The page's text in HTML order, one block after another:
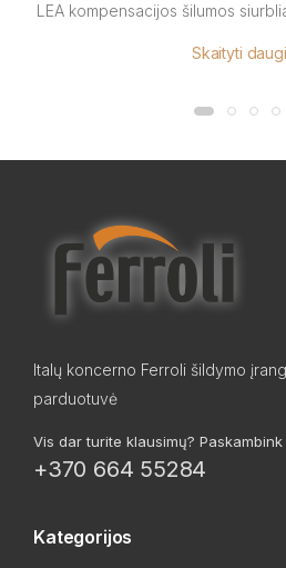
LEA kompensacijos šilumos
Skaityti
Italų koncerno Ferroli šildymo
parduotuvė
Vis dar turite klausimų? Paskambink
+370 664 55284
Kategorijos